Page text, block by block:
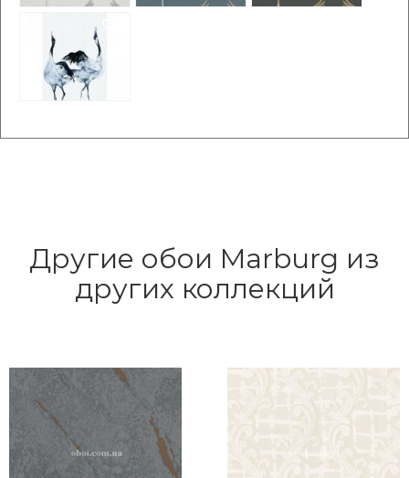
Другие обои Marburg из
других коллекций